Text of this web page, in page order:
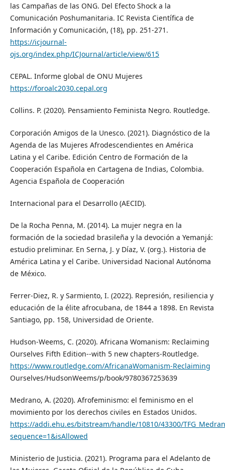
las Campañas de las ONG. Del Efecto Shock a la
Comunicación Poshumanitaria. IC Revista Científica de
Información y Comunicación, (18), pp. 251-271.
https://icjournal-
ojs.org/index.php/ICJournal/article/view/615
CEPAL. Informe global de ONU Mujeres
https://foroalc2030.cepal.org
Collins. P. (2020). Pensamiento Feminista Negro. Routledge.
Corporación Amigos de la Unesco. (2021). Diagnóstico de la
Agenda de las Mujeres Afrodescendientes en América
Latina y el Caribe. Edición Centro de Formación de la
Cooperación Española en Cartagena de Indias, Colombia.
Agencia Española de Cooperación
Internacional para el Desarrollo (AECID).
De la Rocha Penna, M. (2014). La mujer negra en la
formación de la sociedad brasileña y la devoción a Yemanjá:
estudio preliminar. En Serna, J. y Díaz, V. (org.). Historia de
América Latina y el Caribe. Universidad Nacional Autónoma
de México.
Ferrer-Diez, R. y Sarmiento, I. (2022). Represión, resiliencia y
educación de la élite afrocubana, de 1844 a 1898. En Revista
Santiago, pp. 158, Universidad de Oriente.
Hudson-Weems, C. (2020). Africana Womanism: Reclaiming
Ourselves Fifth Edition--with 5 new chapters-Routledge.
https://www.routledge.com/AfricanaWomanism-Reclaiming
Ourselves/HudsonWeems/p/book/9780367253639
Medrano, A. (2020). Afrofeminismo: el feminismo en el
movimiento por los derechos civiles en Estados Unidos.
https://addi.ehu.es/bitstream/handle/10810/43300/
sequence=1&isAllowed
Ministerio de Justicia. (2021). Programa para el Adelanto de